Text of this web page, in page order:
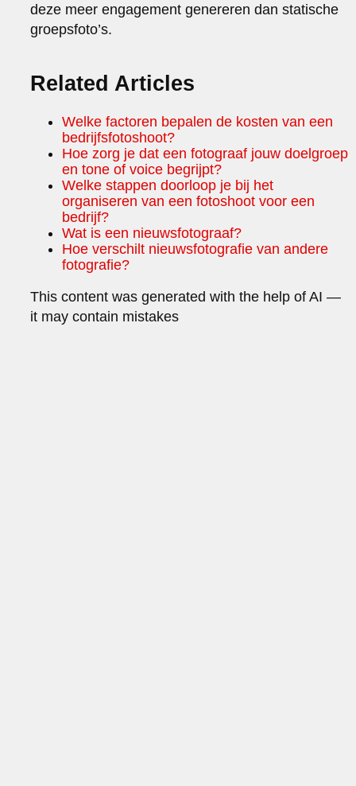
deze meer engagement genereren dan statische
groepsfoto’s.
Related Articles
Welke factoren bepalen de kosten van een
bedrijfsfotoshoot?
Hoe zorg je dat een fotograaf jouw doelgroep
en tone of voice begrijpt?
Welke stappen doorloop je bij het
organiseren van een fotoshoot voor een
bedrijf?
Wat is een nieuwsfotograaf?
Hoe verschilt nieuwsfotografie van andere
fotografie?
This content was generated with the help of AI —
it may contain mistakes